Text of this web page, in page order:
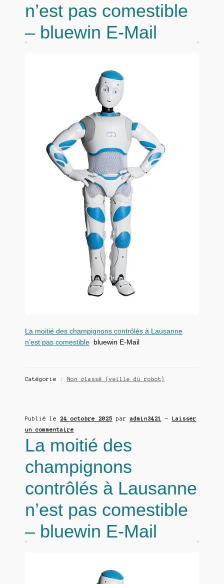
n’est pas comestible
– bluewin E-Mail
La moitié des champignons contrôlés à Lausanne
n’est pas comestiblebluewin E-Mail
Catégorie : Non classé (veille du robot)
Publié le 24 octobre 2025 paradmin3421 —
Laisser
un commentaire
La moitié des
champignons
contrôlés à Lausanne
n’est pas comestible
– bluewin E-Mail